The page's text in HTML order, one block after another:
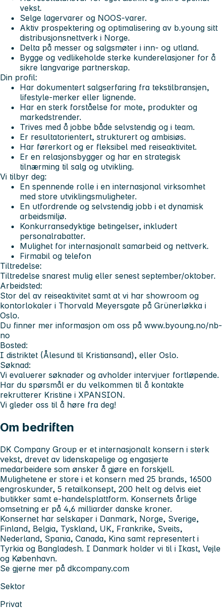
vekst.
Selge lagervarer og NOOS-varer.
Aktiv prospektering og optimalisering av b.young sitt
distribusjonsnettverk i Norge.
Delta på messer og salgsmøter i inn- og utland.
Bygge og vedlikeholde sterke kunderelasjoner for å
sikre langvarige partnerskap.
Din profil:
Har dokumentert salgserfaring fra tekstilbransjen,
lifestyle-merker eller lignende.
Har en sterk forståelse for mote, produkter og
markedstrender.
Trives med å jobbe både selvstendig og i team.
Er resultatorientert, strukturert og ambisiøs.
Har førerkort og er fleksibel med reiseaktivitet.
Er en relasjonsbygger og har en strategisk
tilnærming til salg og utvikling.
Vi tilbyr deg:
En spennende rolle i en internasjonal virksomhet
med store utviklingsmuligheter.
En utfordrende og selvstendig jobb i et dynamisk
arbeidsmiljø.
Konkurransedyktige betingelser, inkludert
personalrabatter.
Mulighet for internasjonalt samarbeid og nettverk.
Firmabil og telefon
Tiltredelse:
Tiltredelse snarest mulig eller senest september/oktober.
Arbeidsted:
Stor del av reiseaktivitet samt at vi har showroom og
kontorlokaler i Thorvald Meyersgate på Grünerløkka i
Oslo.
Du finner mer informasjon om oss på www.byoung.no/nb-
no
Bosted:
I distriktet (Ålesund til Kristiansand), eller Oslo.
Søknad:
Vi evaluerer søknader og avholder intervjuer fortløpende.
Har du spørsmål er du velkommen til å kontakte
rekrutterer Kristine i XPANSION.
Vi gleder oss til å høre fra deg!
Om bedriften
DK Company Group er et internasjonalt konsern i sterk
vekst, drevet av lidenskapelige og engasjerte
medarbeidere som ønsker å gjøre en forskjell.
Mulighetene er store i et konsern med 25 brands, 16500
engroskunder, 5 retailkonsept, 200 helt og delvis eiet
butikker samt e-handelsplattform. Konsernets årlige
omsetning er på 4,6 milliarder danske kroner.
Konsernet har selskaper i Danmark, Norge, Sverige,
Finland, Belgia, Tyskland, UK, Frankrike, Sveits,
Nederland, Spania, Canada, Kina samt representert i
Tyrkia og Bangladesh. I Danmark holder vi til i Ikast, Vejle
og København.
Se gjerne mer på dkcompany.com
Sektor
Privat